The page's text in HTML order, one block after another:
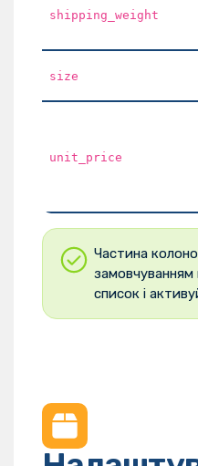
shipping_weight
size
unit_price
Частина
замовчуванням
список і